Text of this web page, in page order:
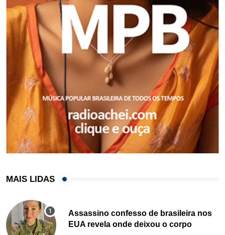
MAIS LIDAS
Assassino confesso de brasileira nos
EUA revela onde deixou o corpo